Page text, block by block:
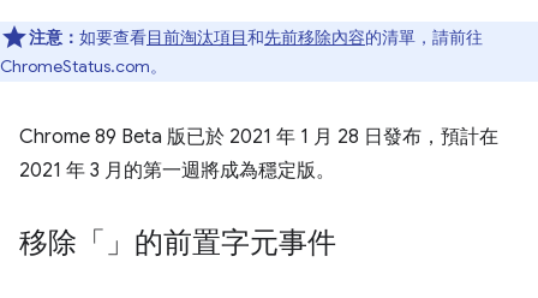
注意： 如要查看目前淘汰項目和先前移除內容的清單，請前往
ChromeStatus.com。
Chrome 89 Beta 版已於 2021 年 1 月 28 日發布，預計在
2021 年 3 月的第一週將成為穩定版。
移除「 」的前置字元事件